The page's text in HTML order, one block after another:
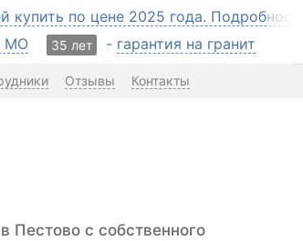
купить по цене 2025 года.
МО 35 лет - гарантия на гранит
Отзывы Контакты
Пестово с собственного